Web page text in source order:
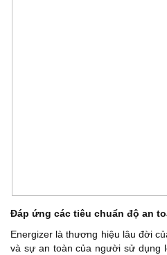
Đáp ứng các tiêu chuẩn độ an
Energizer là thương hiệu lâu đời
và sự an toàn của người sử dụng